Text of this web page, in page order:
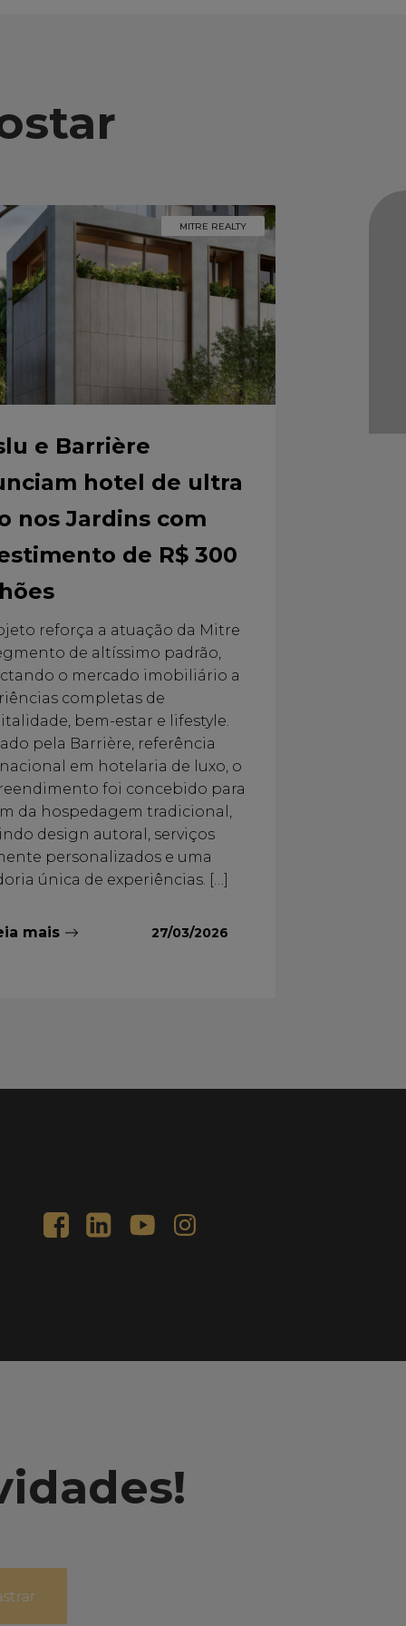
MITRE REALTY
e Barrière
hotel de ultra
nos Jardins com
de R$ 300
reforça a atuação da Mitre
de altíssimo padrão,
o mercado imobiliário a
completas de
bem-estar e lifestyle.
pela Barrière, referência
em hotelaria de luxo, o
foi concebido para
da hospedagem tradicional,
design autoral, serviços
personalizados e uma
única de experiências. […]
mais 27/03/2026